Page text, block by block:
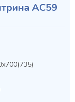
AC59